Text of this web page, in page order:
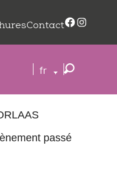
Contact
fr
passé